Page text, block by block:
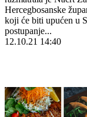
Hercegbosanske
koji će biti upućen u
postupanje...
12.10.21 14:40